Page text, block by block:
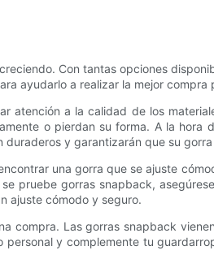
Con tantas opciones
ayudarlo a realizar la mejor compra
atención a la calidad de los
o pierdan su forma. A la hora
y garantizarán que su
una gorra que se ajuste
pruebe gorras snapback,
ajuste cómodo y seguro.
compra. Las gorras snapback
y complemente tu